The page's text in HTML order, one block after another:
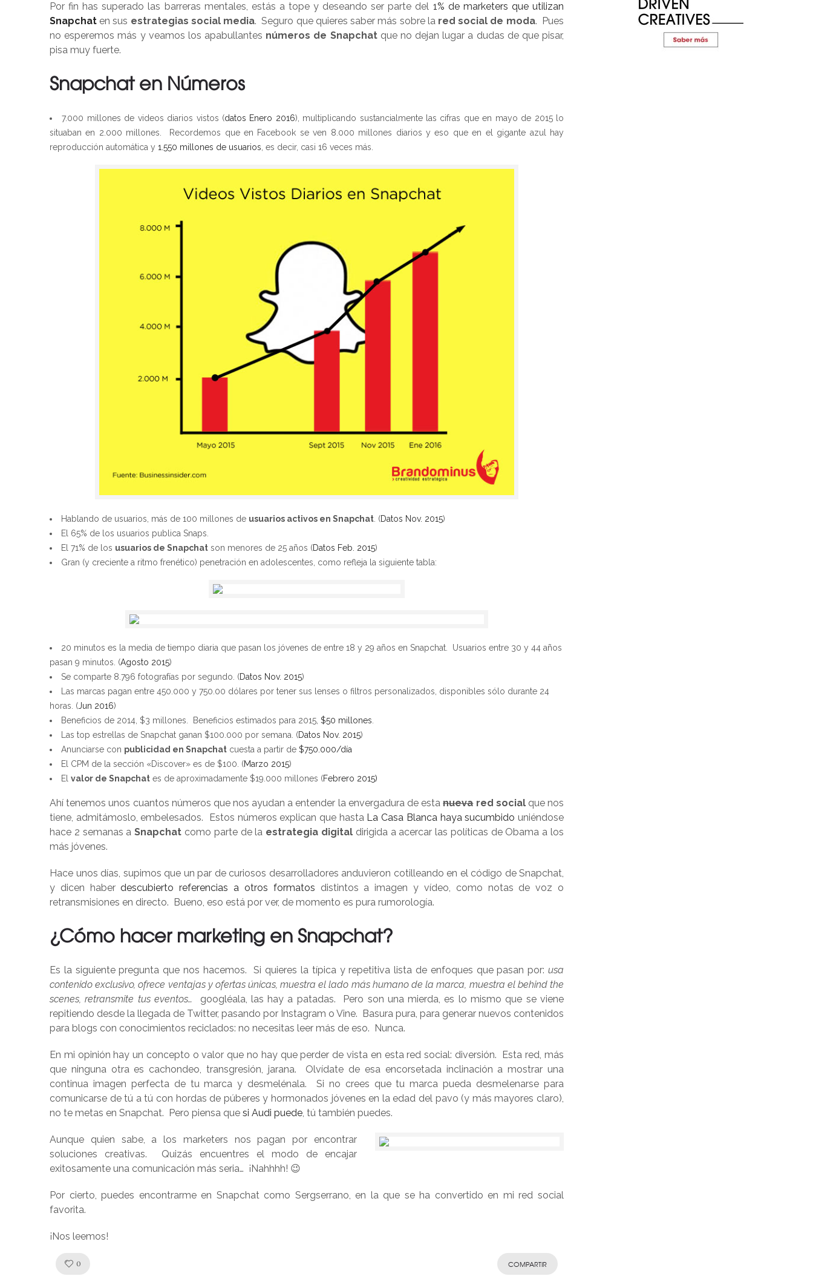
Por fin has superado las barreras mentales, estás a tope y deseando ser parte del 1% de marketers que utilizan
Snapchat en sus estrategias social media. Seguro que quieres saber más sobre lared social de moda. Pues
no esperemos más y veamos los apabullantes números de Snapchatque no dejan lugar a dudas de que pisar,
pisa muy fuerte.
Snapchat en Números
7.000 millones de videos diarios vistos (datos Enero 2016), multiplicando sustancialmente las cifras que en mayo de 2015 lo
situaban en 2.000 millones. Recordemos que en Facebook se ven 8.000 millones diarios y eso que en el gigante azul hay
reproducción automática y 1.550 millones de usuarios , es decir, casi 16 veces más.
Hablando de usuarios, más de 100 millones de usuarios activos en Snapchat . (Datos Nov. 2015)
El 65% de los usuarios publica Snaps.
El 71% de los usuarios de Snapchat son menores de 25 años (Datos Feb. 2015)
Gran (y creciente a ritmo frenético) penetración en adolescentes, como refleja la siguiente tabla:
20 minutos es la media de tiempo diaria que pasan los jóvenes de entre 18 y 29 años en Snapchat. Usuarios entre 30 y 44 años
pasan 9 minutos. (Agosto 2015)
Se comparte 8.796 fotografías por segundo. (Datos Nov. 2015)
Las marcas pagan entre 450.000 y 750.00 dólares por tener sus lenses o filtros personalizados, disponibles sólo durante 24
horas. (Jun 2016)
Beneficios de 2014, $3 millones. Beneficios estimados para 2015, $50 millones
Las top estrellas de Snapchat ganan $100.000 por semana. (Datos Nov. 2015)
Anunciarse con publicidad en Snapchat cuesta a partir de $750.000/día
El CPM de la sección «Discover» es de $100. (Marzo 2015)
El valor de Snapchat es de aproximadamente $19.000 millones (Febrero 2015)
Ahí tenemos unos cuantos números que nos ayudan a entender la envergadura de estanuevared socialque nos
tiene, admitámoslo, embelesados. Estos números explican que hasta La Casa Blanca haya sucumbido uniéndose
hace 2 semanas aSnapchat como parte de la estrategia digitaldirigida a acercar las políticas de Obama a los
más jóvenes.
Hace unos días, supimos que un par de curiosos desarrolladores anduvieron cotilleando en el código de Snapchat,
y dicen haberdescubierto referencias a otros formatos distintos a imagen y vídeo, como notas de voz o
retransmisiones en directo. Bueno, eso está por ver, de momento es pura rumorología.
¿Cómo hacer marketing en Snapchat?
Es la siguiente pregunta que nos hacemos. Si quieres la típica y repetitiva lista de enfoques que pasan por: usa
contenido exclusivo, ofrece ventajas y ofertas únicas, muestra el lado más humano de la marca, muestra el behind the
scenes, retransmite tus eventos… googléala, las hay a patadas. Pero son una mierda, es lo mismo que se viene
repitiendo desde la llegada de Twitter, pasando por Instagram o Vine. Basura pura, para generar nuevos contenidos
para blogs con conocimientos reciclados: no necesitas leer más de eso. Nunca.
En mi opinión hay un concepto o valor que no hay que perder de vista en esta red social: diversión. Esta red, más
que ninguna otra es cachondeo, transgresión, jarana. Olvídate de esa encorsetada inclinación a mostrar una
continua imagen perfecta de tu marca y desmelénala. Si no crees que tu marca pueda desmelenarse para
comunicarse de tú a tú con hordas de púberes y hormonados jóvenes en la edad del pavo (y más mayores claro),
no te metas en Snapchat. Pero piensa que si Audi puede, tú también puedes.
Aunque quien sabe, a los marketers nos pagan por encontrar
soluciones creativas. Quizás encuentres el modo de encajar
exitosamente una comunicación más seria… ¡Nahhhh! 😉
Por cierto, puedes encontrarme en Snapchat como Sergserrano, en la que se ha convertido en mi red social
favorita.
¡Nos leemos!
0 COMPARTIR